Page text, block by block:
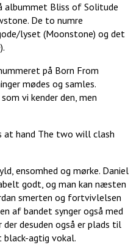
albummet Bliss of Solitude
De to numre
lyset (Moonstone) og det
på Born From
mødes og samles.
vi kender den, men
at hand The two will clash
ensomhed og mørke. Daniel
godt, og man kan næsten
smerten og fortvivlelsen
af bandet synger også med
desuden også er plads til
agtig vokal.